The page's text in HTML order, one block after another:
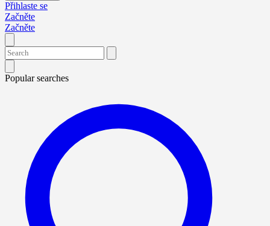
Přihlaste se
Začněte
Začněte
Popular searches